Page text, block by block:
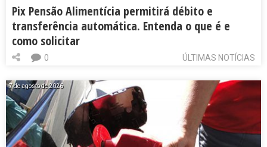
Pix Pensão Alimentícia permitirá débito e
transferência automática. Entenda o que é e
como solicitar
ÚLTIMAS NOTÍCIAS
0
7 de agosto de 2026